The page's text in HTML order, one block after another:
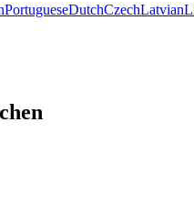
PortugueseDutchCzechLatvian